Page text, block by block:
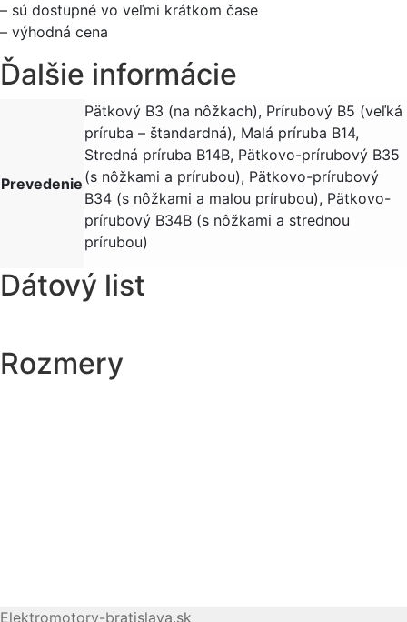
– sú dostupné vo veľmi krátkom čase
– výhodná cena
Ďalšie informácie
Prevedenie
Pätkový B3 (na nôžkach), Prírubový B5 (veľká
príruba – štandardná), Malá príruba B14,
Stredná príruba B14B, Pätkovo-prírubový B35
(s nôžkami a prírubou), Pätkovo-prírubový
B34 (s nôžkami a malou prírubou), Pätkovo-
prírubový B34B (s nôžkami a strednou
prírubou)
Dátový list
Rozmery
Elektromotory-bratislava.sk